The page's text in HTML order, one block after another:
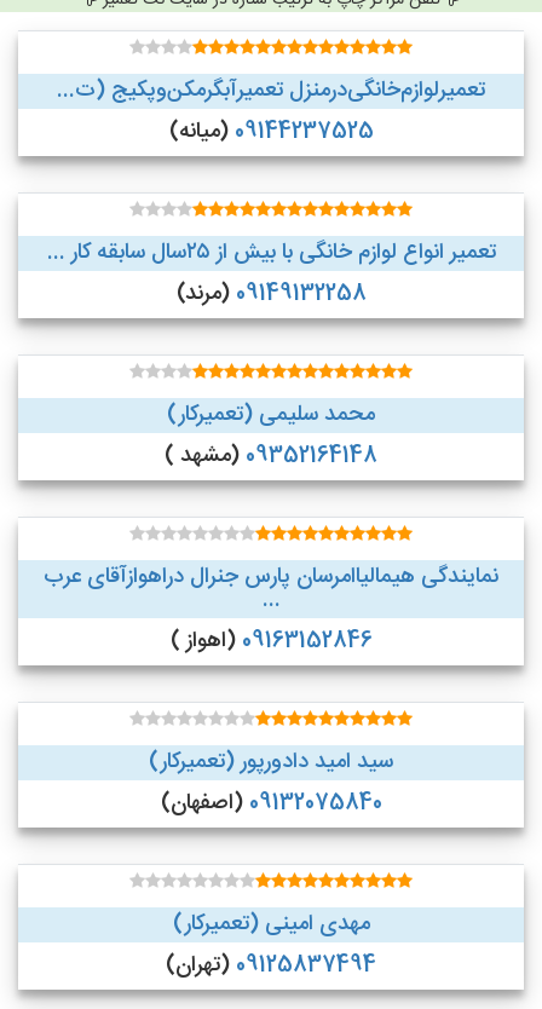
تعمیر‌لوازم‌‌خانگی‌در‌منزل‌ تعمیر‌آبگرمکن‌وپکیج (ت...
09144237525(میانه)
تعمیر انواع لوازم خانگی با بیش از ۲۵سال سابقه کار ...
09149132258(مرند)
محمد سلیمی (تعمیرکار)
09352164148(مشهد )
نمایندگی هیمالیاامرسان پارس جنرال دراهوازآقای عرب
...
09163152846(اهواز )
سید امید دادورپور (تعمیرکار)
09132075840(اصفهان)
مهدی امینی (تعمیرکار)
09125837494(تهران)